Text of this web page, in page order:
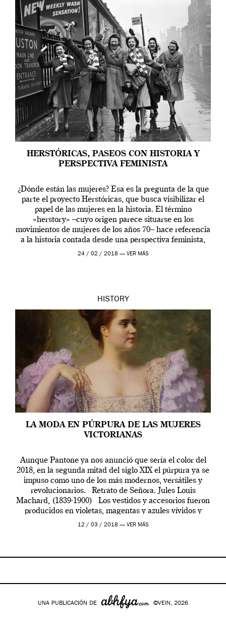
HERSTÓRICAS, PASEOS CON HISTORIA Y
PERSPECTIVA FEMINISTA
¿Dónde están las mujeres? Esa es la pregunta de la que
parte el proyecto Herstóricas, que busca visibilizar el
papel de las mujeres en la historia. El término
«herstory» –cuyo origen parece situarse en los
movimientos de mujeres de los años 70– hace referencia
a la historia contada desde una perspectiva feminista,
una perspectiva casi […]
24 / 02 / 2018 — VER MÁS
HISTORY
LA MODA EN PÚRPURA DE LAS MUJERES
VICTORIANAS
Aunque Pantone ya nos anunció que sería el color del
2018, en la segunda mitad del siglo XIX el púrpura ya se
impuso como uno de los más modernos, versátiles y
revolucionarios. Retrato de Señora. Jules Louis
Machard, (1839-1900) Los vestidos y accesorios fueron
producidos en violetas, magentas y azules vívidos y
brillantes. […]
12 / 03 / 2018 — VER MÁS
UNA PUBLICACIÓN DE ©VEIN, 2026